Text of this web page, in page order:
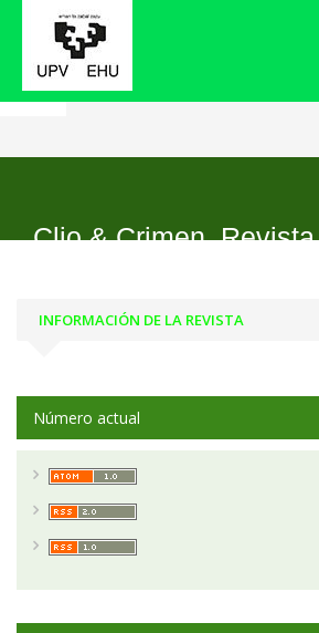
Clio & Crimen.
Inicio Archivos Núm.
INFORMACIÓN DE LA REVISTA
Número actual